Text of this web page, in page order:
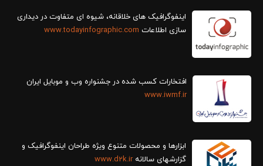
سازی اطلاعات www.todayinfographic.com
افتخارات کسب شده در جشنواره وب و موبایل ایران
www.iwmf.ir
ابزارها و محصولات متنوع ویژه طراحان اینفوگرافیک و
گزارش‎های سالانه
www.d2k.ir